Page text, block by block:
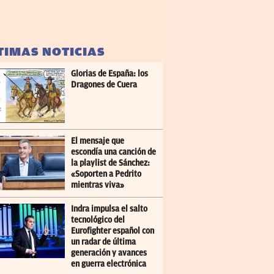
NOTICIAS
Glorias de España: los
Dragones de Cuera
El mensaje que
escondía una canción de
la playlist de Sánchez:
«Soporten a Pedrito
mientras viva»
Indra impulsa el salto
tecnológico del
Eurofighter español con
un radar de última
generación y avances
en guerra electrónica